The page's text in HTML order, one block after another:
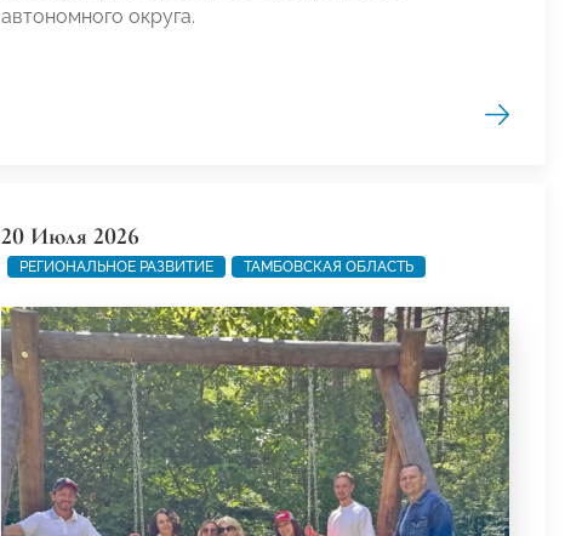
автономного округа.
20 Июля 2026
РЕГИОНАЛЬНОЕ РАЗВИТИЕ ТАМБОВСКАЯ ОБЛАСТЬ